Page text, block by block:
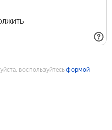
воспользуйтесьформой